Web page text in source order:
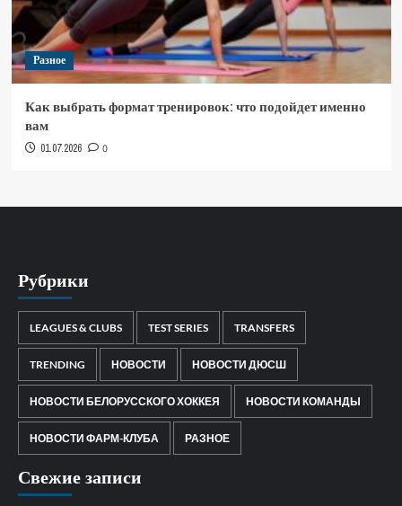
Разное
Как выбрать формат тренировок: что подойдет именно
вам
01.07.2026 0
Рубрики
LEAGUES & CLUBS TEST SERIES TRANSFERS
TRENDING НОВОСТИ НОВОСТИ ДЮСШ
НОВОСТИ БЕЛОРУССКОГО ХОККЕЯ НОВОСТИ КОМАНДЫ
НОВОСТИ ФАРМ-КЛУБА РАЗНОЕ
Свежие записи